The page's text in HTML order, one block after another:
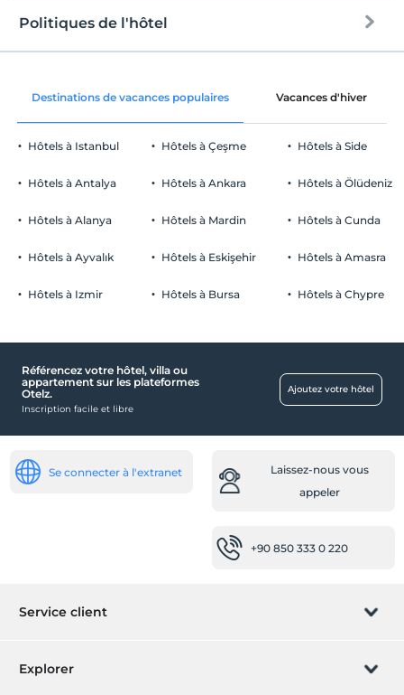
Espaces communs et toutes les
Parking
Libérer Parking privé
Service d'accueil
pièces
Possibilité de chambre antibactérienne
Politiques de l'hôtel
enregistrement
Vérifier
Avant 12:00
animaux
Les bébés de moins de 2 ne sont pas facturés
Destinations de vacances populaires Vacances d'hiver
Hôtels à Istanbul
Hôtels à Antalya
Hôtels à Alanya
Hôtels à Ayvalık
Hôtels à Izmir
Hôtels à Çeşme
Hôtels à Ankara
Hôtels à Mardin
Hôtels à Eskişehir
Hôtels à Bursa
Hôtels à Side
Hôtels à Ölüdeniz
Hôtels à Cunda
Hôtels à Amasra
Hôtels à Chypre
Référencez votre hôtel, villa ou
appartement sur les plateformes
Otelz.
Inscription facile et libre
Ajoutez votre hôtel
Se connecter à l'extranet
Laissez-nous vous
appeler
+90 850 333 0 220
Service client
Gérer la réservation
Explorer